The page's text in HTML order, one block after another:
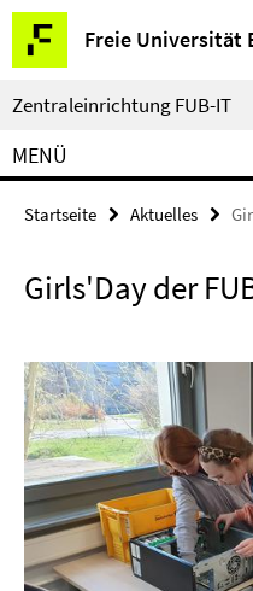
Springe
direkt
zu
Inhalt
Freie Universität
Service-
Navigation
Zentraleinrichtung FUB-IT
MENÜ
Startseite Aktuelles
Girls'Day der